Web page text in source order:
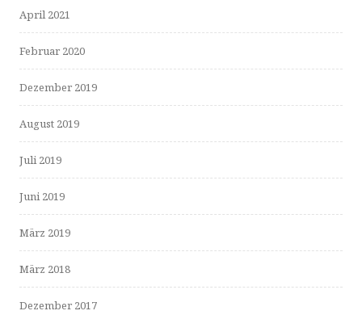
April 2021
Februar 2020
Dezember 2019
August 2019
Juli 2019
Juni 2019
März 2019
März 2018
Dezember 2017